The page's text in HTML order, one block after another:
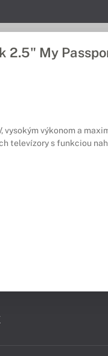
My
vysokým výkonom a
televízory s funkciou